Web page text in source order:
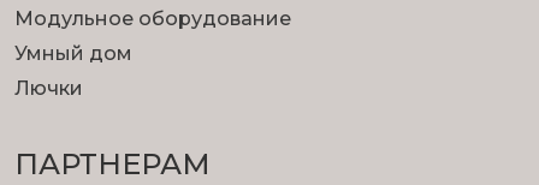
Модульное оборудование
Умный дом
Лючки
ПАРТНЕРАМ